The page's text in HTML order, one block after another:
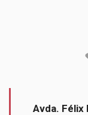
Avda. Félix